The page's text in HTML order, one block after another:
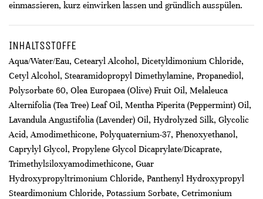
einmassieren, kurz einwirken lassen und gründlich ausspülen.
INHALTSSTOFFE
Aqua/Water/Eau, Cetearyl Alcohol, Dicetyldimonium Chloride,
Cetyl Alcohol, Stearamidopropyl Dimethylamine, Propanediol,
Polysorbate 60, Olea Europaea (Olive) Fruit Oil, Melaleuca
Alternifolia (Tea Tree) Leaf Oil, Mentha Piperita (Peppermint) Oil,
Lavandula Angustifolia (Lavender) Oil, Hydrolyzed Silk, Glycolic
Acid, Amodimethicone, Polyquaternium-37, Phenoxyethanol,
Caprylyl Glycol, Propylene Glycol Dicaprylate/Dicaprate,
Trimethylsiloxyamodimethicone, Guar
Hydroxypropyltrimonium Chloride, Panthenyl Hydroxypropyl
Steardimonium Chloride, Potassium Sorbate, Cetrimonium